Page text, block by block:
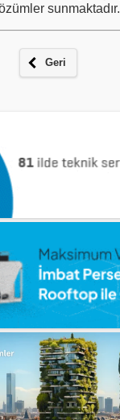
sunmaktadır.
Geri